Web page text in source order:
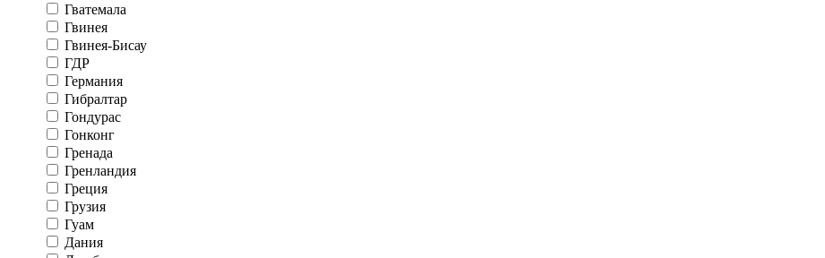
Гватемала
Гвинея
Гвинея-Бисау
ГДР
Германия
Гибралтар
Гондурас
Гонконг
Гренада
Гренландия
Греция
Грузия
Гуам
Дания